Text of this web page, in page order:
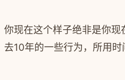
你现在这个样子绝非是你现
去10年的一些行为，所用时